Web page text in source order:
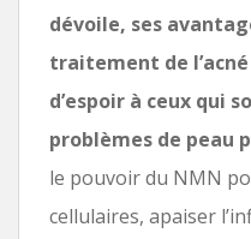
dévoile, ses
traitement de
d’espoir à ceux qui
problèmes de peau
le pouvoir du NMN
cellulaires, apaiser